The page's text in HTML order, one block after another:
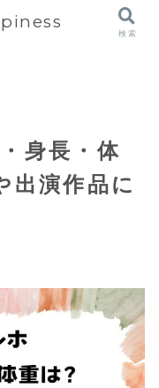
身長・体
出演作品に
検索